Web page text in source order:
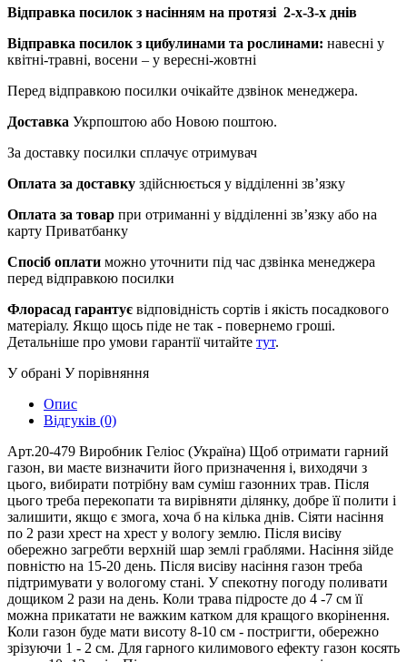
Відправка посилок з насінням на протязі 2-х-3-х днів
Відправка посилок з цибулинами та рослинами: навесні у
квітні-травні, восени – у вересні-жовтні
Перед відправкою посилки очікайте дзвінок менеджера.
Доставка Укрпоштою або Новою поштою.
За доставку посилки сплачує отримувач
Оплата за доставку здійснюється у відділенні зв’язку
Оплата за товар при отриманні у відділенні зв’язку або на
карту Приватбанку
Спосіб оплати можно уточнити під час дзвінка менеджера
перед відправкою посилки
Флорасад гарантує відповідність сортів і якість посадкового
матеріалу. Якщо щось піде не так - повернемо гроші.
Детальніше про умови гарантії читайте тут.
У обрані У порівняння
Опис
Відгуків (0)
Арт.20-479 Виробник Геліос (Україна) Щоб отримати гарний
газон, ви маєте визначити його призначення і, виходячи з
цього, вибирати потрібну вам суміш газонних трав. Після
цього треба перекопати та вирівняти ділянку, добре її полити і
залишити, якщо є змога, хоча б на кілька днів. Сіяти насіння
по 2 рази хрест на хрест у вологу землю. Після висіву
обережно загребти верхній шар землі граблями. Насіння зійде
повністю на 15-20 день. Після висіву насіння газон треба
підтримувати у вологому стані. У спекотну погоду поливати
дощиком 2 рази на день. Коли трава підросте до 4 -7 см її
можна прикатати не важким катком для кращого вкорінення.
Коли газон буде мати висоту 8-10 см - постригти, обережно
зрізуючи 1 - 2 см. Для гарного килимового ефекту газон косять